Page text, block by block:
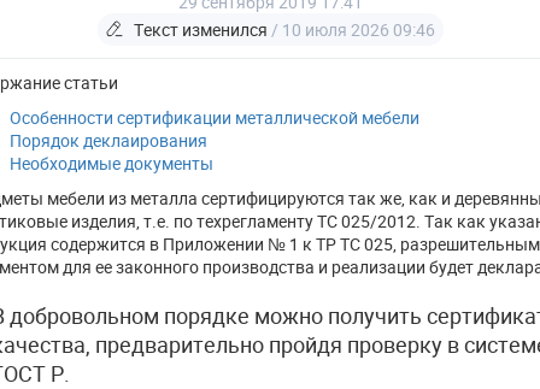
Текст изменился / 10 июля 2026 09:46
статьи
Особенности сертификации металлической мебели
Порядок деклаирования
Необходимые документы
мебели из металла сертифицируются так же, как и
изделия, т.е. по техрегламенту ТС 025/2012. Так как
содержится в Приложении № 1 к ТР ТС 025, разрешительным
для ее законного производства и реализации будет
добровольном порядке можно получить
предварительно пройдя проверку в
Р.